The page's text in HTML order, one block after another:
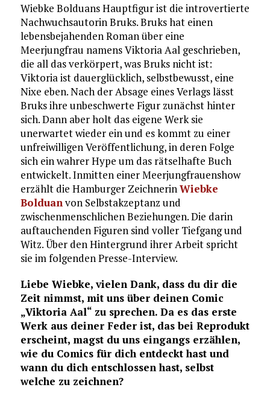
Wiebke Bolduans Hauptfigur ist die introvertierte
Nachwuchsautorin Bruks. Bruks hat einen
lebensbejahenden Roman über eine
Meerjungfrau namens Viktoria Aal geschrieben,
die all das verkörpert, was Bruks nicht ist:
Viktoria ist dauerglücklich, selbstbewusst, eine
Nixe eben. Nach der Absage eines Verlags lässt
Bruks ihre unbeschwerte Figur zunächst hinter
sich. Dann aber holt das eigene Werk sie
unerwartet wieder ein und es kommt zu einer
unfreiwilligen Veröffentlichung, in deren Folge
sich ein wahrer Hype um das rätselhafte Buch
entwickelt. Inmitten einer Meerjungfrauenshow
erzählt die Hamburger Zeichnerin Wiebke
Bolduan von Selbstakzeptanz und
zwischenmenschlichen Beziehungen. Die darin
auftauchenden Figuren sind voller Tiefgang und
Witz. Über den Hintergrund ihrer Arbeit spricht
sie im folgenden Presse-Interview.
Liebe Wiebke, vielen Dank, dass du dir die
Zeit nimmst, mit uns über deinen Comic
„Viktoria Aal“ zu sprechen. Da es das erste
Werk aus deiner Feder ist, das bei Reprodukt
erscheint, magst du uns eingangs erzählen,
wie du Comics für dich entdeckt hast und
wann du dich entschlossen hast, selbst
welche zu zeichnen?